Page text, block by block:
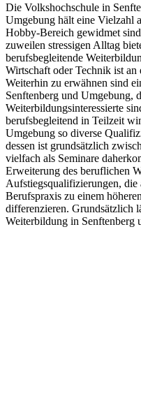
Die Volkshochschule in
Umgebung hält eine Vielzahl
Hobby-Bereich gewidmet
zuweilen stressigen Alltag
berufsbegleitende
Wirtschaft oder Technik ist
Weiterhin zu erwähnen sind
Senftenberg und Umgebung,
Weiterbildungsinteressierte
berufsbegleitend in Teilzeit
Umgebung so diverse
dessen ist grundsätzlich
vielfach als Seminare
Erweiterung des beruflichen
Aufstiegsqualifizierungen,
Berufspraxis zu einem
differenzieren. Grundsätzlich
Weiterbildung in Senftenberg